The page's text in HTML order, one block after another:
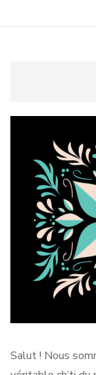
Salut ! Nous